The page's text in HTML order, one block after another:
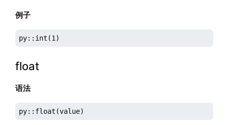
例子
py::int(1)
float
语法
py::float(value)